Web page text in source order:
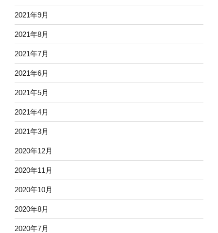
2021年9月
2021年8月
2021年7月
2021年6月
2021年5月
2021年4月
2021年3月
2020年12月
2020年11月
2020年10月
2020年8月
2020年7月